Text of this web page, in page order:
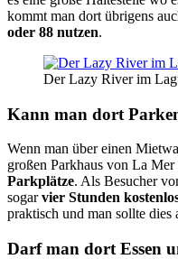
kommt man dort übrigens
oder 88 nutzen.
Der Lazy River im
Kann man dort
Wenn man über einen
großen Parkhaus von La Mer
Parkplätze. Als Besucher
sogarvier Stunden
praktisch und man sollte dies
Darf man dort Essen